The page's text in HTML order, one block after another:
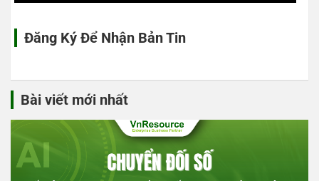
Đăng Ký Để Nhận Bản Tin
Bài viết mới nhất